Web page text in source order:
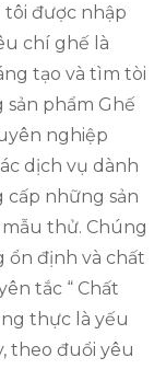
tôi được nhập
chí ghế là
tạo và tìm tòi
phẩm Ghế
nghiệp
dịch vụ dành
cấp những sản
thử. Chúng
ổn định và chất
tắc “ Chất
thực là yếu
theo đuổi yêu